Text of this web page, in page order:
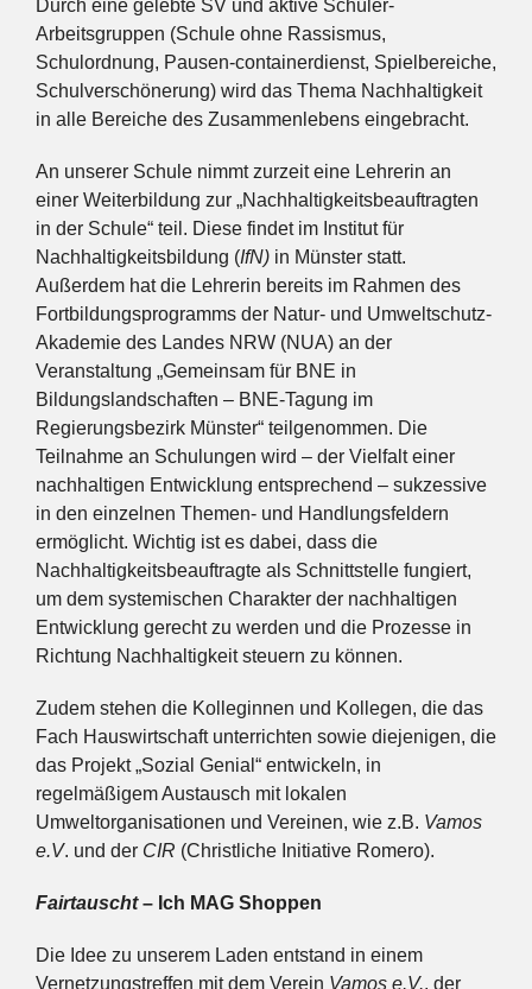
Durch eine gelebte SV und aktive Schüler-
Arbeitsgruppen (Schule ohne Rassismus,
Schulordnung, Pausen-containerdienst, Spielbereiche,
Schulverschönerung) wird das Thema Nachhaltigkeit
in alle Bereiche des Zusammenlebens eingebracht.
An unserer Schule nimmt zurzeit eine Lehrerin an
einer Weiterbildung zur „Nachhaltigkeitsbeauftragten
in der Schule“ teil. Diese findet im Institut für
Nachhaltigkeitsbildung (IfN) in Münster statt.
Außerdem hat die Lehrerin bereits im Rahmen des
Fortbildungsprogramms der Natur- und Umweltschutz-
Akademie des Landes NRW (NUA) an der
Veranstaltung „Gemeinsam für BNE in
Bildungslandschaften – BNE-Tagung im
Regierungsbezirk Münster“ teilgenommen. Die
Teilnahme an Schulungen wird – der Vielfalt einer
nachhaltigen Entwicklung entsprechend – sukzessive
in den einzelnen Themen- und Handlungsfeldern
ermöglicht. Wichtig ist es dabei, dass die
Nachhaltigkeitsbeauftragte als Schnittstelle fungiert,
um dem systemischen Charakter der nachhaltigen
Entwicklung gerecht zu werden und die Prozesse in
Richtung Nachhaltigkeit steuern zu können.
Zudem stehen die Kolleginnen und Kollegen, die das
Fach Hauswirtschaft unterrichten sowie diejenigen, die
das Projekt „Sozial Genial“ entwickeln, in
regelmäßigem Austausch mit lokalen
Umweltorganisationen und Vereinen, wie z.B. Vamos
e.V. und der CIR (Christliche Initiative Romero).
Fairtauscht– Ich MAG Shoppen
Die Idee zu unserem Laden entstand in einem
Vernetzungstreffen mit dem Verein Vamos e.V., der